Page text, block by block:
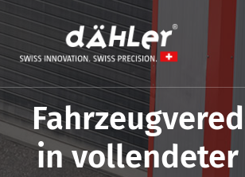
in vollendeter